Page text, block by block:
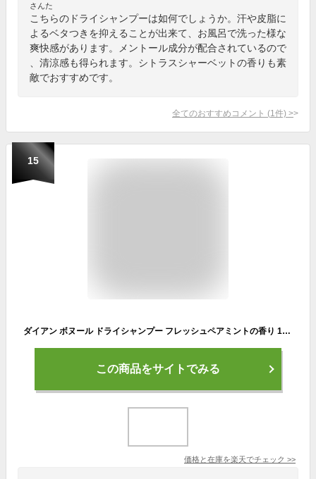
さんた
こちらのドライシャンプーは如何でしょうか。汗や皮脂に
よるベタつきを抑えることが出来て、お風呂で洗った様な
爽快感があります。メントール成分が配合されているので
、清涼感も得られます。シトラスシャーベットの香りも素
敵でおすすめです。
全てのおすすめコメント (1 件) >
15
ダイアン ボヌール ドライシャンプー フレッシュペアミントの香り 120ml
この商品をサイトでみる
価格と在庫を楽天でチェック >>